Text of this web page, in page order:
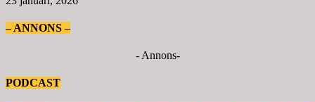
– ANNONS –
- Annons-
PODCAST